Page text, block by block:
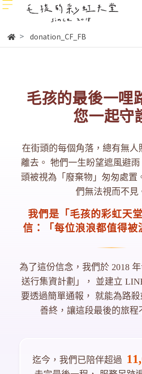
donation_CF_FB
毛孩的最後一
您一起守
在街頭的每個角落，總有無人
離去。 牠們一生盼望遮風避
頭被視為「廢棄物」匆匆處置
們無法視而不見
我們是「毛孩的彩虹天
信：「每位浪浪都值得被
為了這份信念，我們於 2018
送行集資計劃」，
並建立
要透過簡單通報，
就能為路
善終，讓這段最後的旅程
迄今，我們已陪伴超過